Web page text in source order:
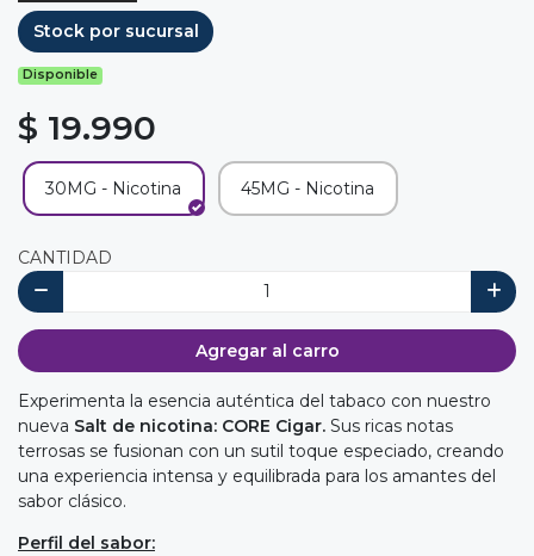
Stock por sucursal
Disponible
$ 19.990
30MG - Nicotina 45MG - Nicotina
CANTIDAD
Agregar al carro
Experimenta la esencia auténtica del tabaco con nuestro
nueva Salt de nicotina: CORE Cigar. Sus ricas notas
terrosas se fusionan con un sutil toque especiado, creando
una experiencia intensa y equilibrada para los amantes del
sabor clásico.
Perfil del sabor: